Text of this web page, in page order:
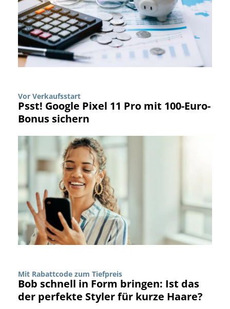
Vor Verkaufsstart
Psst! Google Pixel 11 Pro mit 100-Euro-
Bonus sichern
Mit Rabattcode zum Tiefpreis
Bob schnell in Form bringen: Ist das
der perfekte Styler für kurze Haare?